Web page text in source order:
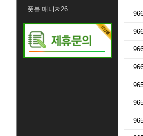
풋볼 매니저26